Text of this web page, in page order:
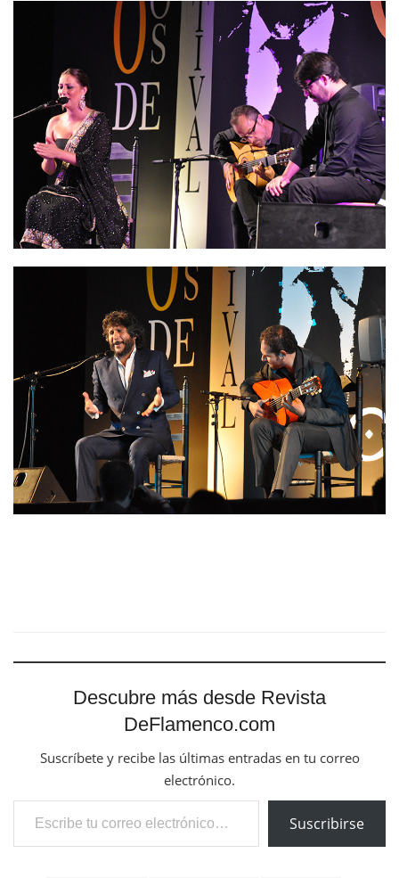
Descubre más desde Revista
DeFlamenco.com
Suscríbete y recibe las últimas entradas en tu correo
electrónico.
Escribe tu correo electrónico…
Suscribirse